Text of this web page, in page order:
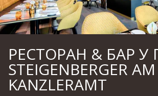
РЕСТОРАН & БАР У
STEIGENBERGER AM
KANZLERAMT